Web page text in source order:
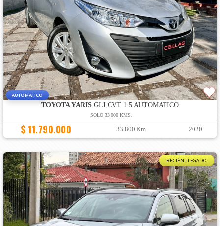
AUTOMATICO
TOYOTA YARISGLI CVT 1.5 AUTOMATICO
SOLO 33.000 KMS.
$ 11.790.000 33.800 Km 2020
RECIÉN LLEGADO